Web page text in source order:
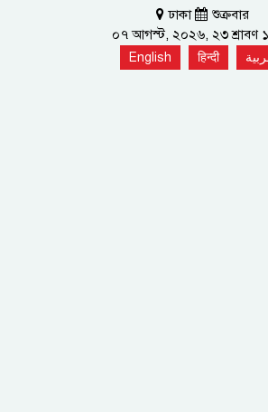
ঢাকা
শুক্রবার
০৭ আগস্ট, ২০২৬, ২৩ শ্রাবণ
English हिन्दी